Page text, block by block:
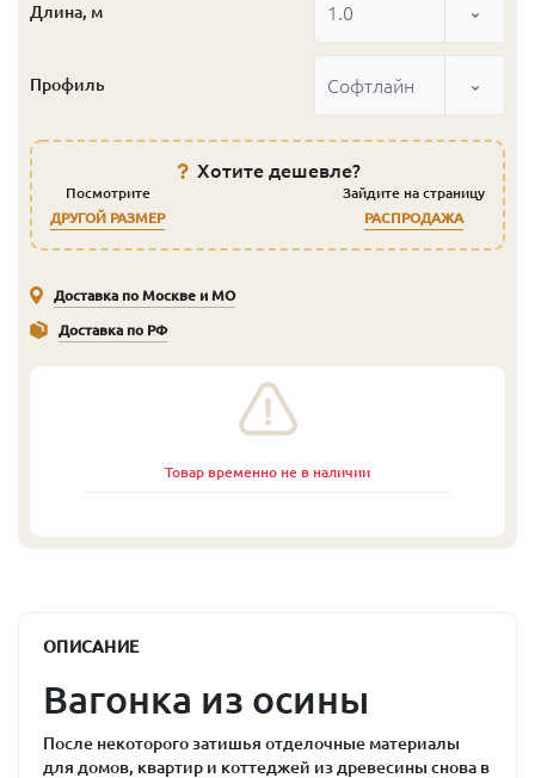
Длина, м 1.0
Профиль Софтлайн
Хотите дешевле?
Посмотрите
ДРУГОЙ РАЗМЕР
Зайдите на страницу
РАСПРОДАЖА
Доставка по Москве и МО
Доставка по РФ
Товар временно не в наличии
ОПИСАНИЕ
Вагонка из осины
После некоторого затишья отделочные материалы
для домов, квартир и коттеджей из древесины снова в